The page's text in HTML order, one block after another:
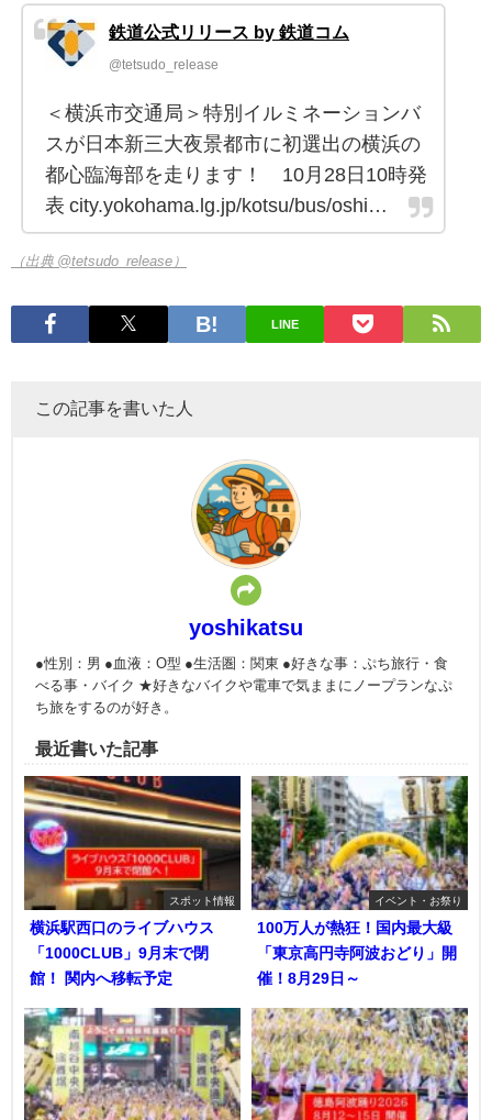
鉄道公式リリース by 鉄道コム
@tetsudo_release
＜横浜市交通局＞特別イルミネーションバ
スが日本新三大夜景都市に初選出の横浜の
都心臨海部を走ります！ 10月28日10時発
表 city.yokohama.lg.jp/kotsu/bus/oshi…
（出典 @tetsudo_release）
LINE
この記事を書いた人
yoshikatsu
●性別：男 ●血液：O型 ●生活圏：関東 ●好きな事：ぷち旅行・食
べる事・バイク ★好きなバイクや電車で気ままにノープランなぷ
ち旅をするのが好き。
最近書いた記事
スポット情報
横浜駅西口のライブハウス
「1000CLUB」9月末で閉
館！ 関内へ移転予定
イベント・お祭り
100万人が熱狂！国内最大級
「東京高円寺阿波おどり」開
催！8月29日～